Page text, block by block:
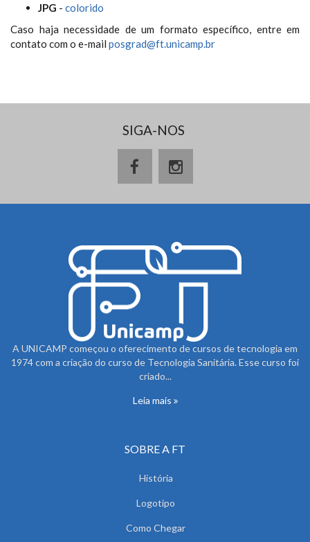
JPG - colorido
Caso haja necessidade de um formato específico, entre em
contato com o e-mail posgrad@ft.unicamp.br
SIGA-NOS
A UNICAMP começou o oferecimento de cursos de tecnologia em
1974 com a criação do curso de Tecnologia Sanitária. Esse curso foi
criado...
Leia mais
SOBRE A FT
História
Logotipo
Como Chegar